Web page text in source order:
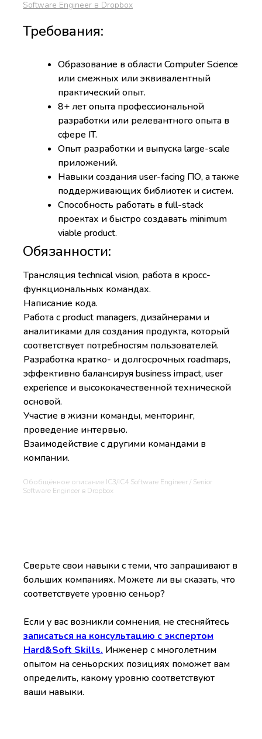
Образование в области Computer Science
или смежных или эквивалентный
практический опыт.
8+ лет опыта профессиональной
разработки или релевантного опыта в
сфере IT.
Опыт разработки и выпуска large-scale
приложений.
Навыки создания user-facing ПО, а также
поддерживающих библиотек и систем.
Способность работать в full-stack
проектах и быстро создавать minimum
viable product.
Software Engineer в Dropbox
Требования:
Обязанности:
Трансляция technical vision, работа в кросс-
функциональных командах.
Написание кода.
Работа с product managers, дизайнерами и
аналитиками для создания продукта, который
соответствует потребностям пользователей.
Разработка кратко- и долгосрочных roadmaps,
эффективно балансируя business impact, user
experience и высококачественной технической
основой.
Участие в жизни команды, менторинг,
проведение интервью.
Взаимодействие с другими командами в
компании.
Обобщённое описание IC3/IC4 Software Engineer / Senior
Software Engineer в Dropbox
Сверьте свои навыки с теми, что запрашивают в
больших компаниях. Можете ли вы сказать, что
соответствуете уровню сеньор?
Если у вас возникли сомнения, не стесняйтесь
записаться на консультацию с экспертом
Hard&Soft Skills. Инженер с многолетним
опытом на сеньорских позициях поможет вам
определить, какому уровню соответствуют
ваши навыки.